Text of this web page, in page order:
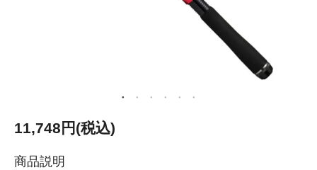
11,748円(税込)
商品説明